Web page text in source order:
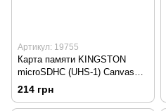
Артикул: 19755
Карта памяти KINGSTON
microSDHC (UHS-1) Canvas
Select 32GB Class 10 + SD
adapter (R80MB/s)
214 грн